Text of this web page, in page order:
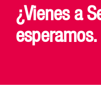
¿Vienes a
esperamos.